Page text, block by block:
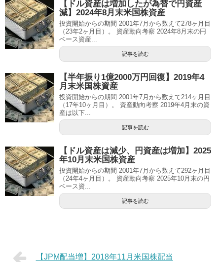
【ドル資産は増加したが為替で円資産
減】2024年8月末米国株資産
投資開始からの期間 2001年7月から数えて278ヶ月目
（23年2ヶ月目）。 資産動向考察 2024年8月末の円
ベース資産...
記事を読む
【半年振り1億2000万円回復】2019年4
月末米国株資産
投資開始からの期間 2001年7月から数えて214ヶ月目
（17年10ヶ月目）。 資産動向考察 2019年4月末の資
産は以下...
記事を読む
【ドル資産は減少、円資産は増加】2025
年10月末米国株資産
投資開始からの期間 2001年7月から数えて292ヶ月目
（24年4ヶ月目）。 資産動向考察 2025年10月末の円
ベース資...
記事を読む
【JPM配当増】2018年11月米国株配当